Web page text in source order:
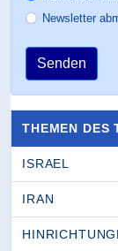
Newsletter
Senden
THEMEN DES
ISRAEL
IRAN